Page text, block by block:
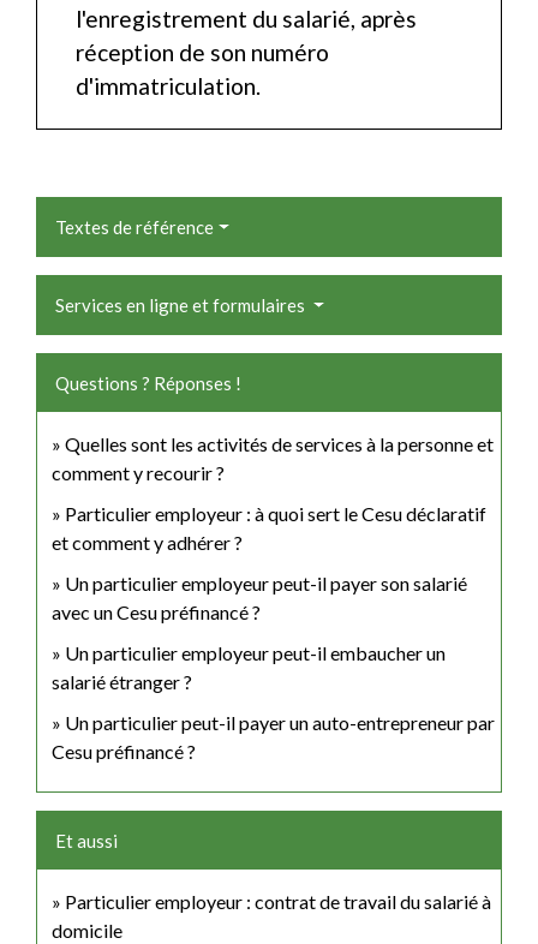
l'enregistrement du salarié, après
réception de son numéro
d'immatriculation.
Textes de référence
Services en ligne et formulaires
Questions ? Réponses !
Quelles sont les activités de services à la personne et
comment y recourir ?
Particulier employeur : à quoi sert le Cesu déclaratif
et comment y adhérer ?
Un particulier employeur peut-il payer son salarié
avec un Cesu préfinancé ?
Un particulier employeur peut-il embaucher un
salarié étranger ?
Un particulier peut-il payer un auto-entrepreneur par
Cesu préfinancé ?
Et aussi
Particulier employeur : contrat de travail du salarié à
domicile